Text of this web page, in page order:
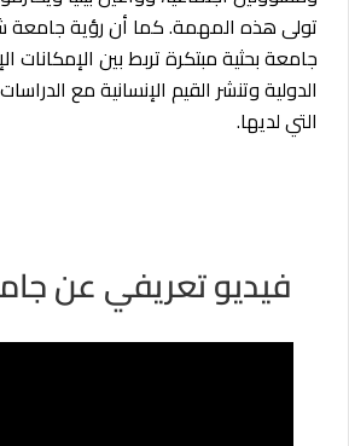
تولى هذه المهمة. كما أن رؤية جامعة
جامعة بحثية مبتكرة تربط بين الإمكانات
الدولية وتنشر القيم الإنسانية مع
التي لديها.
فيديو تعريفي عن